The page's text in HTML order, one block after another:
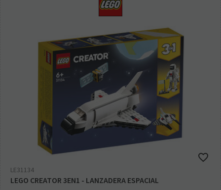
LE31134
LEGO CREATOR 3EN1 - LANZADERA ESPACIAL